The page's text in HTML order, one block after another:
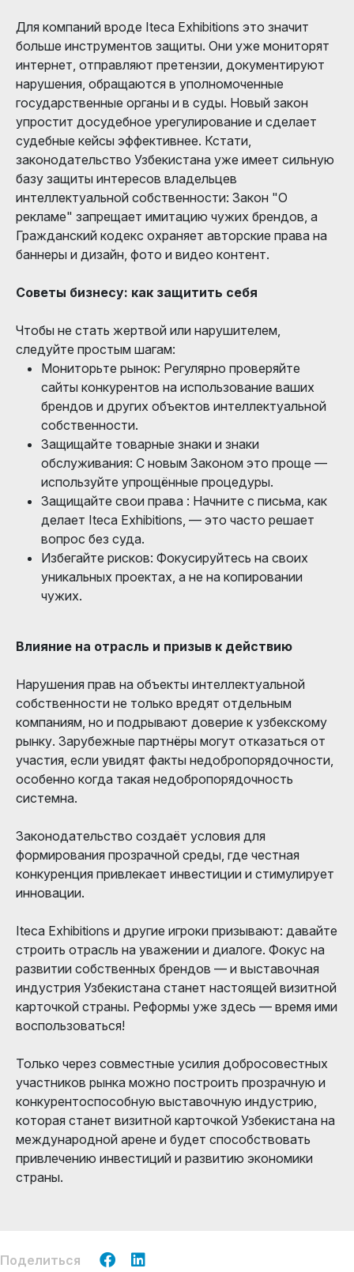
Для компаний вроде Iteca Exhibitions это значит
больше инструментов защиты. Они уже мониторят
интернет, отправляют претензии, документируют
нарушения, обращаются в уполномоченные
государственные органы и в суды. Новый закон
упростит досудебное урегулирование и сделает
судебные кейсы эффективнее. Кстати,
законодательство Узбекистана уже имеет сильную
базу защиты интересов владельцев
интеллектуальной собственности: Закон "О
рекламе" запрещает имитацию чужих брендов, а
Гражданский кодекс охраняет авторские права на
баннеры и дизайн, фото и видео контент.
Советы бизнесу: как защитить себя
Чтобы не стать жертвой или нарушителем,
следуйте простым шагам:
Мониторьте рынок: Регулярно проверяйте
сайты конкурентов на использование ваших
брендов и других объектов интеллектуальной
собственности.
Защищайте товарные знаки и знаки
обслуживания: С новым Законом это проще —
используйте упрощённые процедуры.
Защищайте свои права : Начните с письма, как
делает Iteca Exhibitions, — это часто решает
вопрос без суда.
Избегайте рисков: Фокусируйтесь на своих
уникальных проектах, а не на копировании
чужих.
Влияние на отрасль и призыв к действию
Нарушения прав на объекты интеллектуальной
собственности не только вредят отдельным
компаниям, но и подрывают доверие к узбекскому
рынку. Зарубежные партнёры могут отказаться от
участия, если увидят факты недобропорядочности,
особенно когда такая недобропорядочность
системна.
Законодательство создаёт условия для
формирования прозрачной среды, где честная
конкуренция привлекает инвестиции и стимулирует
инновации.
Iteca Exhibitions и другие игроки призывают: давайте
строить отрасль на уважении и диалоге. Фокус на
развитии собственных брендов — и выставочная
индустрия Узбекистана станет настоящей визитной
карточкой страны. Реформы уже здесь — время ими
воспользоваться!
Только через совместные усилия добросовестных
участников рынка можно построить прозрачную и
конкурентоспособную выставочную индустрию,
которая станет визитной карточкой Узбекистана на
международной арене и будет способствовать
привлечению инвестиций и развитию экономики
страны.
Поделиться